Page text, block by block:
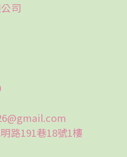
司
路191巷18號1樓